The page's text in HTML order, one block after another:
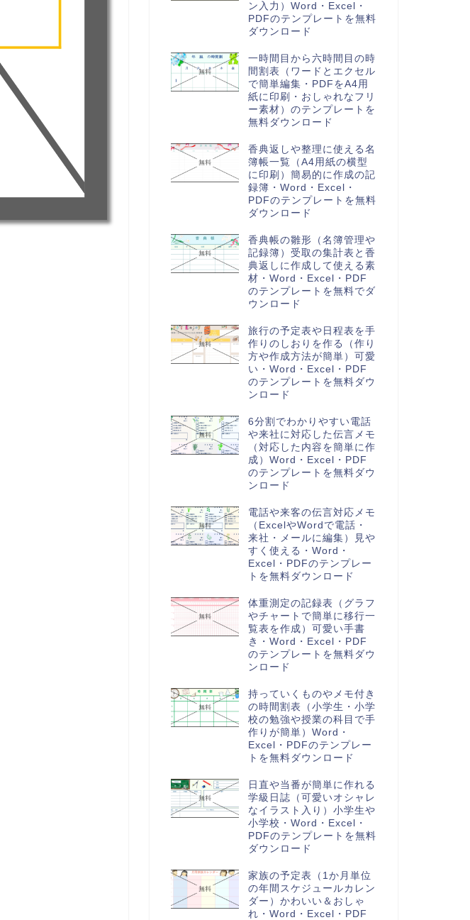
ン入力）Word・Excel・
PDFのテンプレートを無料
ダウンロード
一時間目から六時間目の時
間割表（ワードとエクセル
で簡単編集・PDFをA4用
紙に印刷・おしゃれなフリ
ー素材）のテンプレートを
無料ダウンロード
香典返しや整理に使える名
簿帳一覧（A4用紙の横型
に印刷）簡易的に作成の記
録簿・Word・Excel・
PDFのテンプレートを無料
ダウンロード
香典帳の雛形（名簿管理や
記録簿）受取の集計表と香
典返しに作成して使える素
材・Word・Excel・PDF
のテンプレートを無料でダ
ウンロード
旅行の予定表や日程表を手
作りのしおりを作る（作り
方や作成方法が簡単）可愛
い・Word・Excel・PDF
のテンプレートを無料ダウ
ンロード
6分割でわかりやすい電話
や来社に対応した伝言メモ
（対応した内容を簡単に作
成）Word・Excel・PDF
のテンプレートを無料ダウ
ンロード
電話や来客の伝言対応メモ
（ExcelやWordで電話・
来社・メールに編集）見や
すく使える・Word・
Excel・PDFのテンプレー
トを無料ダウンロード
体重測定の記録表（グラフ
やチャートで簡単に移行一
覧表を作成）可愛い手書
き・Word・Excel・PDF
のテンプレートを無料ダウ
ンロード
持っていくものやメモ付き
の時間割表（小学生・小学
校の勉強や授業の科目で手
作りが簡単）Word・
Excel・PDFのテンプレー
トを無料ダウンロード
日直や当番が簡単に作れる
学級日誌（可愛いオシャレ
なイラスト入り）小学生や
小学校・Word・Excel・
PDFのテンプレートを無料
ダウンロード
家族の予定表（1か月単位
の年間スケジュールカレン
ダー）かわいい＆おしゃ
れ・Word・Excel・PDF